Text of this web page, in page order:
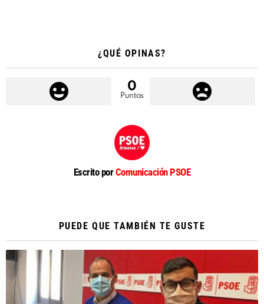
¿QUÉ OPINAS?
0
Puntos
Escrito porComunicación PSOE
PUEDE QUE TAMBIÉN TE GUSTE